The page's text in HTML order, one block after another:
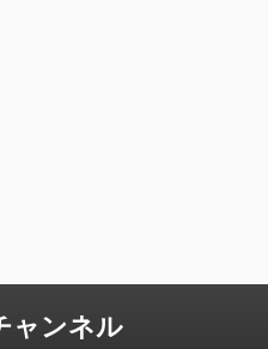
ャンネル